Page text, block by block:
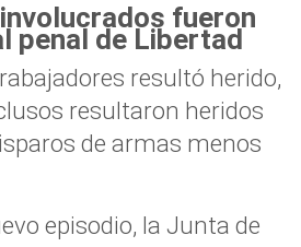
fueron
penal de Libertad
resultó herido,
resultaron heridos
de armas menos
episodio, la Junta de